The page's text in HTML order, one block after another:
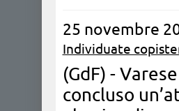
25 novembre
Individuate
(GdF) -
concluso